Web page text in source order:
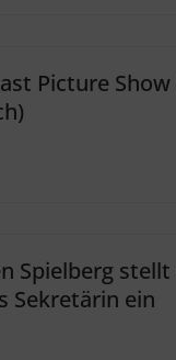
Picture
Spielberg
Sekretärin ein